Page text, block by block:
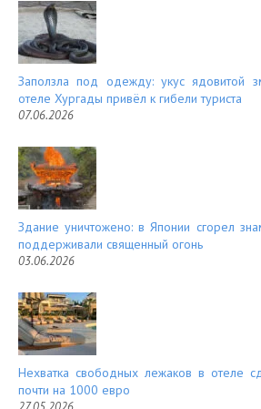
Заползла под одежду: укус
отеле Хургады привёл к гибели туриста
07.06.2026
Здание уничтожено: в Японии сгорел
поддерживали священный огонь
03.06.2026
Нехватка свободных лежаков в отеле
почти на 1000 евро